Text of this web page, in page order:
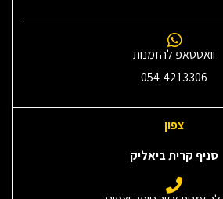
וואטסאפ להזמנות
054-4213306
צפון
סניף קרית ביאליק